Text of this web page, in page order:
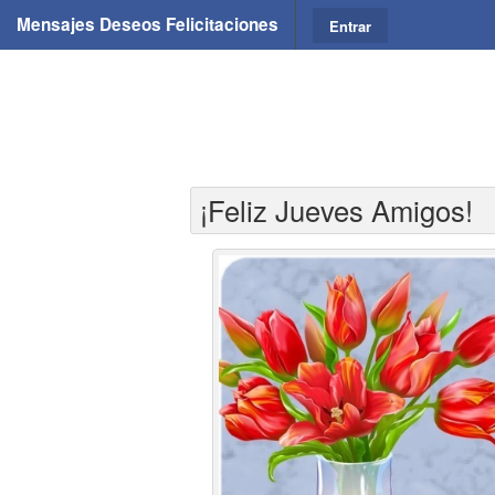
Mensajes Deseos Felicitaciones Entrar
¡Feliz Jueves Amigos!